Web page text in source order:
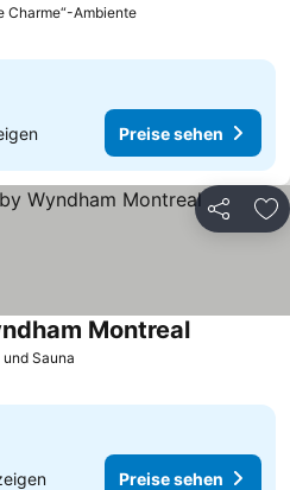
Charme“-Ambiente
Preise sehen
Teilen
Sauna
Montreal
Preise sehen